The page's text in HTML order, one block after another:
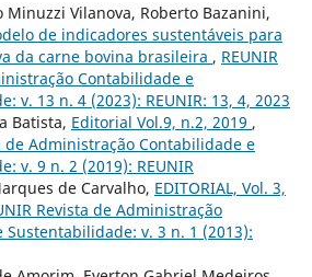
Minuzzi Vilanova, Roberto Bazanini,
de indicadores sustentáveis para
da carne bovina brasileira , REUNIR
Contabilidade e
v. 13 n. 4 (2023): REUNIR: 13, 4, 2023
Batista, Editorial Vol.9, n.2, 2019 ,
de Administração Contabilidade e
v. 9 n. 2 (2019): REUNIR
de Carvalho, EDITORIAL, Vol. 3,
Revista de Administração
v. 3 n. 1 (2013):